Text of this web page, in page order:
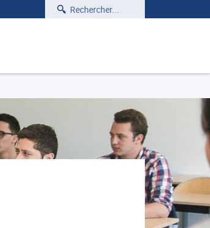
Rechercher